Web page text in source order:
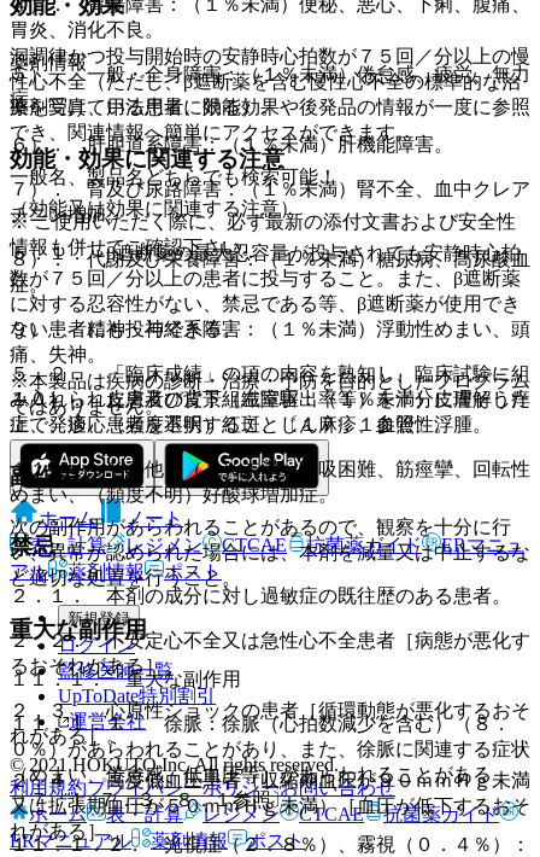
胃炎、消化不良。
５）． 一般・全身障害：（１％未満）倦怠感、疲労、無力
症。
６）． 肝胆道系障害：（１％未満）肝機能障害。
７）． 腎及び尿路障害：（１％未満）腎不全、血中クレア
チニン増加。
８）． 代謝及び栄養障害：（１％未満）糖尿病、高尿酸血
症。
９）． 精神・神経系障害：（１％未満）浮動性めまい、頭
痛、失神。
１０）． 皮膚及び皮下組織障害：（１％未満）皮膚そう痒
症、発疹、（頻度不明）紅斑、じん麻疹、血管性浮腫。
１１）． その他：（１％未満）呼吸困難、筋痙攣、回転性
めまい、（頻度不明）好酸球増加症。
禁忌
２．１． 本剤の成分に対し過敏症の既往歴のある患者。
２．２． 不安定心不全又は急性心不全患者［病態が悪化す
るおそれがある］。
２．３． 心原性ショックの患者［循環動態が悪化するおそ
れがある］。
２．４． 高度低血圧患者（収縮期血圧が９０ｍｍＨｇ未満
又は拡張期血圧が５０ｍｍＨｇ未満）［血圧が低下するおそ
れがある］。
効能・効果
洞調律かつ投与開始時の安静時心拍数が７５回／分以上の慢
性心不全（ただし、β遮断薬を含む慢性心不全の標準的な治
療を受けている患者に限る）。
効能・効果に関連する注意
（効能又は効果に関連する注意）
５．１． β遮断薬の最大忍容量が投与されても安静時心拍
数が７５回／分以上の患者に投与すること。また、β遮断薬
に対する忍容性がない、禁忌である等、β遮断薬が使用でき
ない患者にも投与できる。
５．２． 「臨床成績」の項の内容を熟知し、臨床試験に組
み入れられた患者の背景（左室駆出率等）を十分に理解した
上で、適応患者を選択すること〔１７．１参照〕。
副作用
次の副作用があらわれることがあるので、観察を十分に行
い、異常が認められた場合には、本剤を減量又は中止するな
ど適切な処置を行うこと。
重大な副作用
１１．１． 重大な副作用
１１．１．１． 徐脈：徐脈（心拍数減少を含む）（８．
０％）があらわれることがあり、また、徐脈に関連する症状
（めまい、倦怠感、低血圧等）があらわれることがある
〔７．１−７．３、８．１参照〕。
１１．１．２． 光視症（２．８％）、霧視（０．４％）：
薬剤情報
薬剤写真、用法用量、効能効果や後発品の情報が一度に参照
でき、関連情報へ簡単にアクセスができます。
一般名、製品名どちらでも検索可能！
※ ご使用いただく際に、必ず最新の添付文書および安全性
情報も併せてご確認下さい。
※本製品は疾病の診断・治療・予防を目的としたプログラム
ではありません。
ホーム
ノート
表・計算
レジメン CTCAE 抗菌薬ガイド
ERマニュ
アル
薬剤情報 ポスト
新規登録
ログイン
監修医師一覧
UpToDate特別割引
運営会社
© 2021 HOKUTO Inc. All rights reserved.
利用規約プライバシーポリシーお問い合わせ
ホーム
表・計算 レジメン CTCAE
抗菌薬ガイド
ERマニュアル
薬剤情報 ポスト